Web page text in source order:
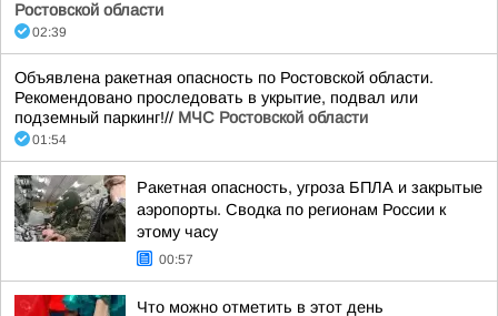
Ростовской области
02:39
Объявлена ракетная опасность по Ростовской области.
Рекомендовано проследовать в укрытие, подвал или
подземный паркинг!// МЧС Ростовской области
01:54
Ракетная опасность, угроза БПЛА и закрытые
аэропорты. Сводка по регионам России к
этому часу
00:57
Что можно отметить в этот день